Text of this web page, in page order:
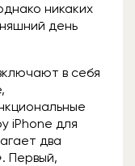
никаких
день
в себя
iPhone для
два
Первый,